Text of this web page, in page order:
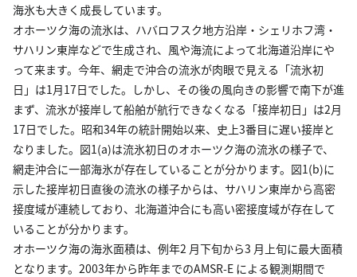
海氷も大きく成長しています。
オホーツク海の流氷は、ハバロフスク地方沿岸・シェリホフ湾・
サハリン東岸などで生成され、風や海流によって北海道沿岸にや
って来ます。今年、網走で沖合の流氷が肉眼で見える「流氷初
日」は1月17日でした。しかし、その後の風向きの影響で南下が進
まず、流氷が接岸して船舶が航行できなくなる「接岸初日」は2月
17日でした。昭和34年の統計開始以来、史上3番目に遅い接岸と
なりました。図1(a)は流氷初日のオホーツク海の流氷の様子で、
網走沖合に一部海氷が存在していることが分かります。図1(b)に
示した接岸初日直後の流氷の様子からは、サハリン東岸から高密
接度域が連続しており、北海道沖合にも高い密接度域が存在して
いることが分かります。
オホーツク海の海氷面積は、例年2 月下旬から3 月上旬に最大面積
となります。2003年から昨年までのAMSR-E による観測期間で